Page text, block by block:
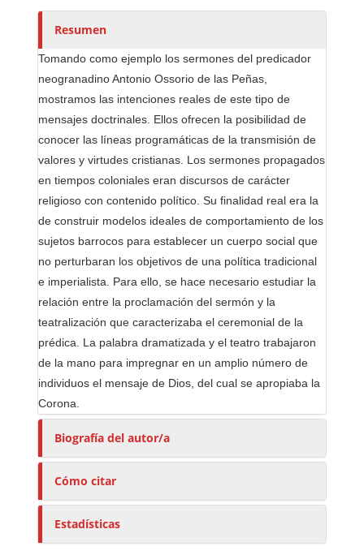
o
e
s
/
a
s
Resumen
Tomando como ejemplo los sermones del predicador
neogranadino Antonio Ossorio de las Peñas,
mostramos las intenciones reales de este tipo de
mensajes doctrinales. Ellos ofrecen la posibilidad de
conocer las líneas programáticas de la transmisión de
valores y virtudes cristianas. Los sermones propagados
en tiempos coloniales eran discursos de carácter
religioso con contenido político. Su finalidad real era la
de construir modelos ideales de comportamiento de los
sujetos barrocos para establecer un cuerpo social que
no perturbaran los objetivos de una política tradicional
e imperialista. Para ello, se hace necesario estudiar la
relación entre la proclamación del sermón y la
teatralización que caracterizaba el ceremonial de la
prédica. La palabra dramatizada y el teatro trabajaron
de la mano para impregnar en un amplio número de
individuos el mensaje de Dios, del cual se apropiaba la
Corona.
Biografía del autor/a
Cómo citar
Estadísticas